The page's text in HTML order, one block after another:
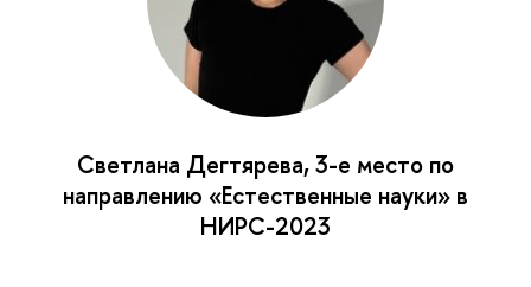
Светлана Дегтярева, 3-е место по
направлению «Естественные науки» в
НИРС-2023